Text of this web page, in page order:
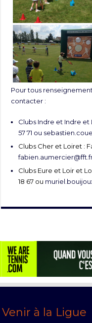
Pour tous
contacter :
Clubs Indre et Indre et
57 71 ou
Clubs Cher et Loiret :
Clubs Eure et Loir et
18 67 ou
Venir à la Ligue